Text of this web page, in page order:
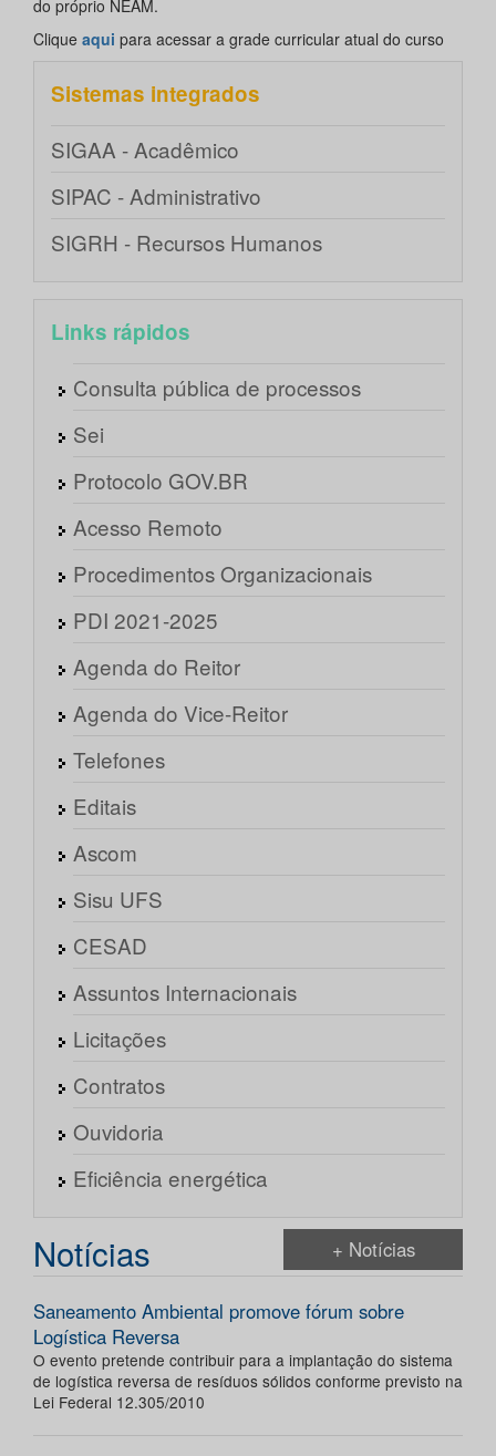
do próprio NEAM.
Clique aqui para acessar a grade curricular atual do curso
Sistemas integrados
SIGAA - Acadêmico
SIPAC - Administrativo
SIGRH - Recursos Humanos
Links rápidos
Consulta pública de processos
Sei
Protocolo GOV.BR
Acesso Remoto
Procedimentos Organizacionais
PDI 2021-2025
Agenda do Reitor
Agenda do Vice-Reitor
Telefones
Editais
Ascom
Sisu UFS
CESAD
Assuntos Internacionais
Licitações
Contratos
Ouvidoria
Eficiência energética
Notícias + Notícias
Saneamento Ambiental promove fórum sobre
Logística Reversa
O evento pretende contribuir para a implantação do sistema
de logística reversa de resíduos sólidos conforme previsto na
Lei Federal 12.305/2010